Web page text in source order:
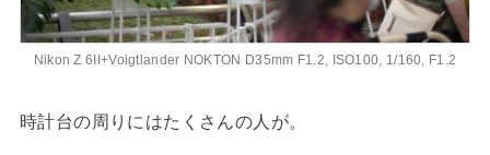
Nikon Z 6II+Voigtlander NOKTON D35mm F1.2, ISO100, 1/160, F1.2
時計台の周りにはたくさんの人が。